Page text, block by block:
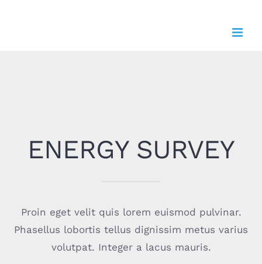
ENERGY SURVEY
Proin eget velit quis lorem euismod pulvinar.
Phasellus lobortis tellus dignissim metus varius
volutpat. Integer a lacus mauris.